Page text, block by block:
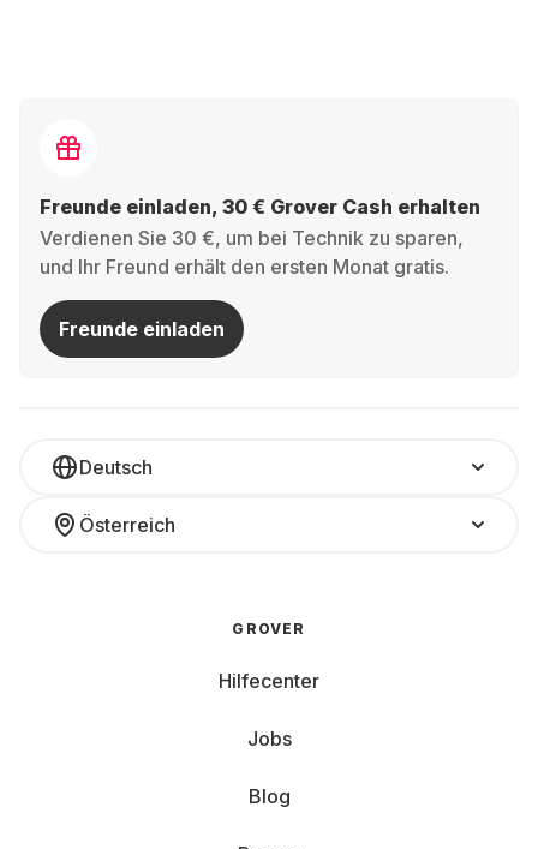
Freunde einladen, 30 € Grover Cash erhalten
Verdienen Sie 30 €, um bei Technik zu sparen,
und Ihr Freund erhält den ersten Monat gratis.
Freunde einladen
Deutsch
Österreich
GROVER
Hilfecenter
Jobs
Blog